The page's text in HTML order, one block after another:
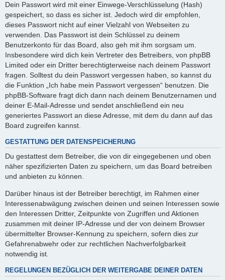
Dein Passwort wird mit einer Einwege-Verschlüsselung (Hash)
gespeichert, so dass es sicher ist. Jedoch wird dir empfohlen,
dieses Passwort nicht auf einer Vielzahl von Webseiten zu
verwenden. Das Passwort ist dein Schlüssel zu deinem
Benutzerkonto für das Board, also geh mit ihm sorgsam um.
Insbesondere wird dich kein Vertreter des Betreibers, von phpBB
Limited oder ein Dritter berechtigterweise nach deinem Passwort
fragen. Solltest du dein Passwort vergessen haben, so kannst du
die Funktion „Ich habe mein Passwort vergessen“ benutzen. Die
phpBB-Software fragt dich dann nach deinem Benutzernamen und
deiner E-Mail-Adresse und sendet anschließend ein neu
generiertes Passwort an diese Adresse, mit dem du dann auf das
Board zugreifen kannst.
GESTATTUNG DER DATENSPEICHERUNG
Du gestattest dem Betreiber, die von dir eingegebenen und oben
näher spezifizierten Daten zu speichern, um das Board betreiben
und anbieten zu können.
Darüber hinaus ist der Betreiber berechtigt, im Rahmen einer
Interessenabwägung zwischen deinen und seinen Interessen sowie
den Interessen Dritter, Zeitpunkte von Zugriffen und Aktionen
zusammen mit deiner IP-Adresse und der von deinem Browser
übermittelter Browser-Kennung zu speichern, sofern dies zur
Gefahrenabwehr oder zur rechtlichen Nachverfolgbarkeit
notwendig ist.
REGELUNGEN BEZÜGLICH DER WEITERGABE DEINER DATEN